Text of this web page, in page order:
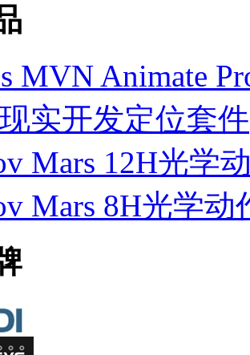
MVN Animate
实开发定位套件
Mars 12H光学
Mars 8H光学动